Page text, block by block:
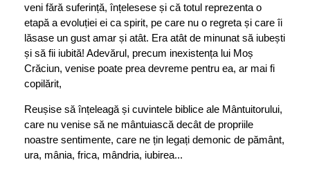
veni fără suferință, înțelesese și că totul reprezenta o
etapă a evoluției ei ca spirit, pe care nu o regreta și care îi
lăsase un gust amar și atât. Era atât de minunat să iubești
și să fii iubită! Adevărul, precum inexistența lui Moș
Crăciun, venise poate prea devreme pentru ea, ar mai fi
copilărit,
Reușise să înțeleagă și cuvintele biblice ale Mântuitorului,
care nu venise să ne mântuiască decât de propriile
noastre sentimente, care ne țin legați demonic de pământ,
ura, mânia, frica, mândria, iubirea...